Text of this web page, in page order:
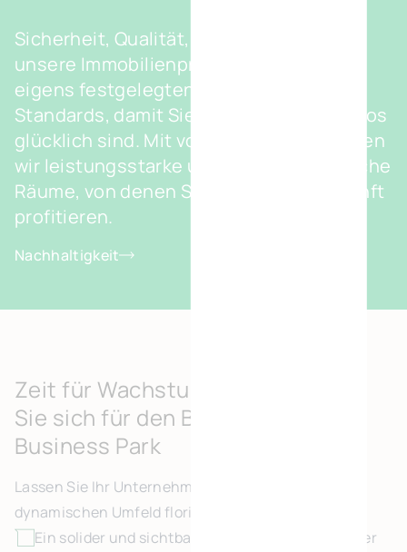
Sicherheit, Qualität, Umweltschutz. All
unsere Immobilienprojekte erfüllen die
eigens festgelegten anspruchsvollen
Standards, damit Sie als Nutzer wunschlos
glücklich sind. Mit vollem Einsatz schaffen
wir leistungsstarke und umweltfreundliche
Räume, von denen Sie jetzt und in Zukunft
profitieren.
Nachhaltigkeit
Zeit für Wachstum? Entscheiden
Sie sich für den Brühl Green
Business Park
Lassen Sie Ihr Unternehmen in diesem grünen und
dynamischen Umfeld florieren:
Ein solider und sichtbarer Standort inmitten einer